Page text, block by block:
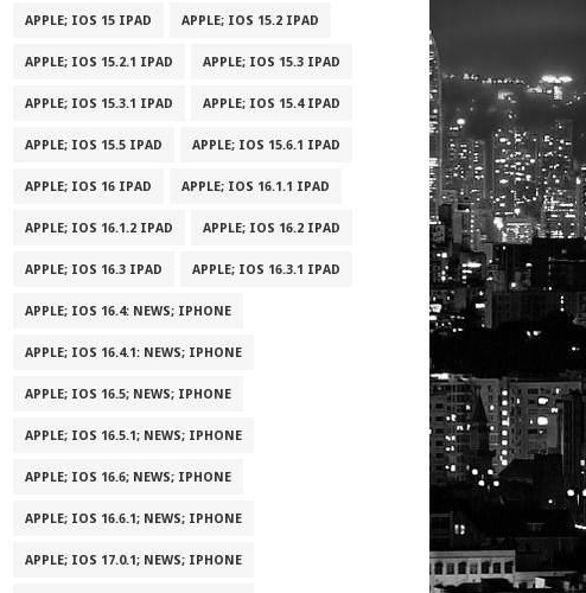
APPLE; IOS 15 IPAD APPLE; IOS 15.2 IPAD
APPLE; IOS 15.2.1 IPAD APPLE; IOS 15.3 IPAD
APPLE; IOS 15.3.1 IPAD APPLE; IOS 15.4 IPAD
APPLE; IOS 15.5 IPAD APPLE; IOS 15.6.1 IPAD
APPLE; IOS 16 IPAD APPLE; IOS 16.1.1 IPAD
APPLE; IOS 16.1.2 IPAD APPLE; IOS 16.2 IPAD
APPLE; IOS 16.3 IPAD APPLE; IOS 16.3.1 IPAD
APPLE; IOS 16.4: NEWS; IPHONE
APPLE; IOS 16.4.1: NEWS; IPHONE
APPLE; IOS 16.5; NEWS; IPHONE
APPLE; IOS 16.5.1; NEWS; IPHONE
APPLE; IOS 16.6; NEWS; IPHONE
APPLE; IOS 16.6.1; NEWS; IPHONE
APPLE; IOS 17.0.1; NEWS; IPHONE